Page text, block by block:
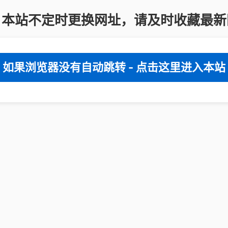
站不定时更换网址，请及时收藏最
如果浏览器没有自动跳转 - 点击这里进入本站